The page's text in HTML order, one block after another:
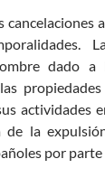
cancelaciones
dado
actividades
de la
por parte